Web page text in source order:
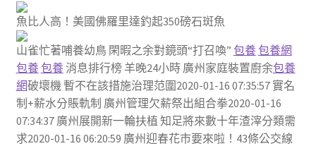
魚比人高！美國佛羅里達釣起350磅石斑魚
山雀忙著哺養幼鳥 閑暇之余對鏡頭“打召喚” 包養包養網
包養包養消息排行榜 羊晚24小時 廣州家庭裝置廚余包養
網破壞機 暫不在該措施治理范圍2020-01-16 07:35:57 實名
制+薪水分賬軌制 廣州管理欠薪祭出組合拳2020-01-16
07:34:37 廣州展開新一輪扶植 知足將來數十年渣滓分類需
求2020-01-16 06:20:59 廣州迎春花市要來啦！43條公交線